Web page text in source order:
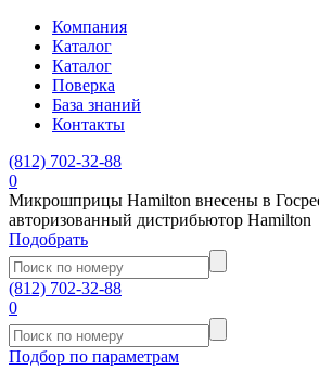
Компания
Каталог
Каталог
Поверка
База знаний
Контакты
(812) 702-32-88
0
Микрошприцы Hamilton внесены в
авторизованный дистрибьютор Hamilton
Подобрать
(812) 702-32-88
0
Подбор по параметрам